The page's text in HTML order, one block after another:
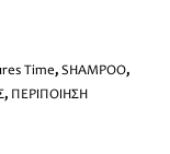
Time, SHAMPOO,
, ΠΕΡΙΠΟΙΗΣΗ